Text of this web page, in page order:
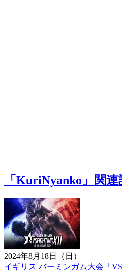
「KuriNyanko」関連
2024年8月18日（日）
イギリス バーミンガム大会「